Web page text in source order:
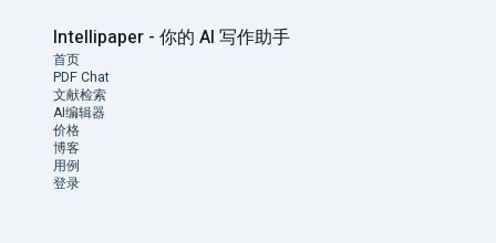
Intellipaper - 你的 AI 写作助手
首页
PDF Chat
文献检索
AI编辑器
价格
博客
用例
登录